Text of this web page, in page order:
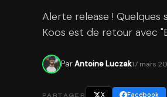
Alerte release ! Quelques
Koos est de retour avec
ParAntoine Luczak17 mars
PARTAGER X Facebook